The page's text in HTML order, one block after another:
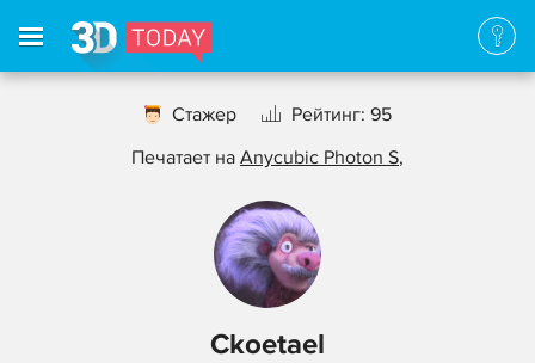
Стажер
Рейтинг: 95
Печатает на Anycubic Photon S,
Ckoetael